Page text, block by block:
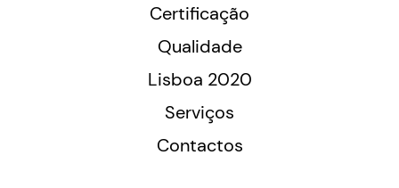
Certificação
Qualidade
Lisboa 2020
Serviços
Contactos